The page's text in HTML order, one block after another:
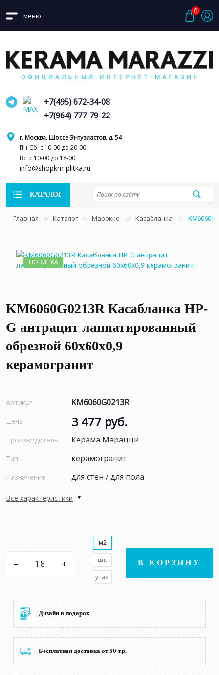
меню
0
г. Москва, Шоссе Энтузиастов, д. 54
Пн-Сб: с 10-00 до 20-00
Вс: с 10-00 до 18-00
info@shopkm-plitka.ru
+7(495) 672-34-08
+7(964) 777-79-22
КАТАЛОГ
Главная Каталог Марокко Касабланка
НОВИНКА
KM6060G0213R Касабланка HP-
G антрацит лаппатированный
обрезной 60x60x0,9
керамогранит
Артикул KM6060G0213R
Цена 3 477 руб.
Производитель Керама Марацци
Тип керамогранит
Назначение для стен / для пола
Все характеристики
– +
м2
шт.
упак.
В КОРЗИНУ
Дизайн в подарок
Бесплатная доставка от 50 т.р.